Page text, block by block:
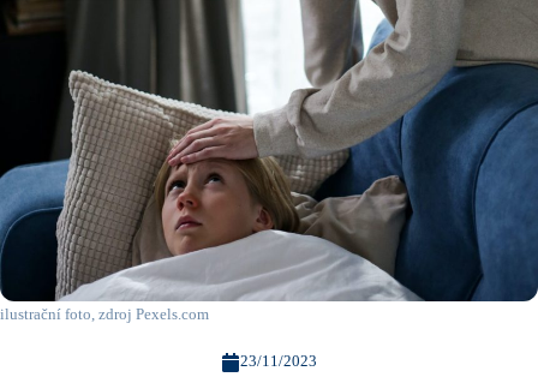
ilustrační foto, zdroj Pexels.com
23/11/2023